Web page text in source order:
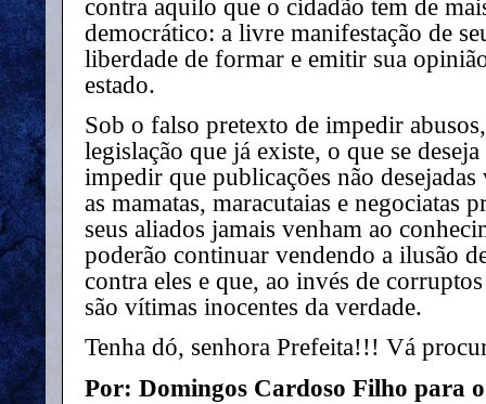
contra aquilo que o cidadão tem de
democrático: a livre manifestação de
liberdade de formar e emitir sua
estado.
Sob o falso pretexto de impedir
legislação que já existe, o que se
impedir que publicações não
as mamatas, maracutaias e negociatas
seus aliados jamais venham ao
poderão continuar vendendo a ilusão
contra eles e que, ao invés de
são vítimas inocentes da verdade.
Tenha dó, senhora Prefeita!!! Vá
Por: Domingos Cardoso Filho para